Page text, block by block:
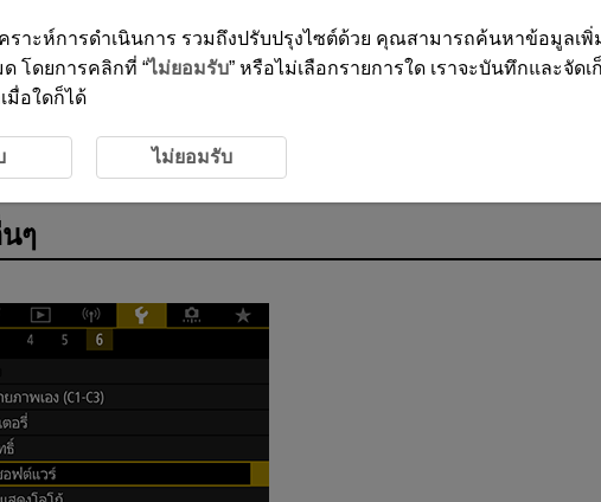
ๆ
าะห์การดำเนินการ รวมถึงปรับปรุงไซต์ด้วย คุณสามารถค้นหาข้อมูลเพิ่
โดยการคลิกที่ “ไม่ยอมรับ” หรือไม่เลือกรายการใด เราจะบันทึกและจัด
มื่อใดก็ได้
ไม่ยอมรับ